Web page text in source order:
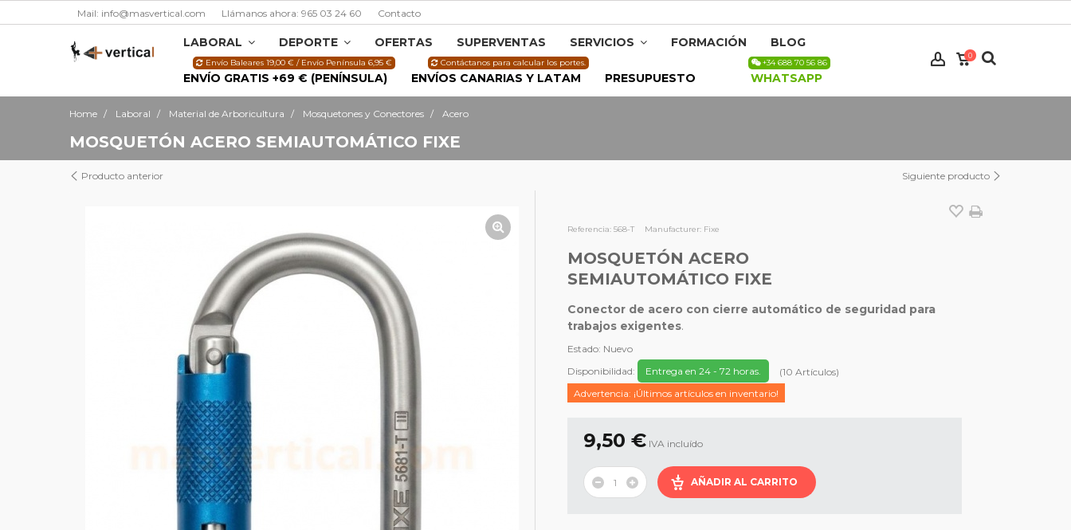
Mail: info@masvertical.com Llámanos ahora: 965 03 24 60 Contacto
LABORAL DEPORTE OFERTAS SUPERVENTAS SERVICIOS FORMACIÓN BLOG
ENVÍO GRATIS +69 € (PENÍNSULA)
Envío Baleares 19,00 € / Envío Península 6,95 €
WHATSAPP
+34 688 70 56 86
ENVÍOS CANARIAS Y LATAM
Contáctanos para calcular los portes.
PRESUPUESTO
0
Home Laboral Material de Arboricultura Mosquetones y Conectores Acero
MOSQUETÓN ACERO SEMIAUTOMÁTICO FIXE
Producto anterior Siguiente producto
Referencia: 568-T Manufacturer: Fixe
MOSQUETÓN ACERO
SEMIAUTOMÁTICO FIXE
Conector de acero con cierre automático de seguridad para
trabajos exigentes.
Estado: Nuevo
Disponibilidad:
Entrega en 24 - 72 horas. (10 Artículos)
Advertencia: ¡Últimos artículos en inventario!
9,50 € IVA incluído
AÑADIR AL CARRITO